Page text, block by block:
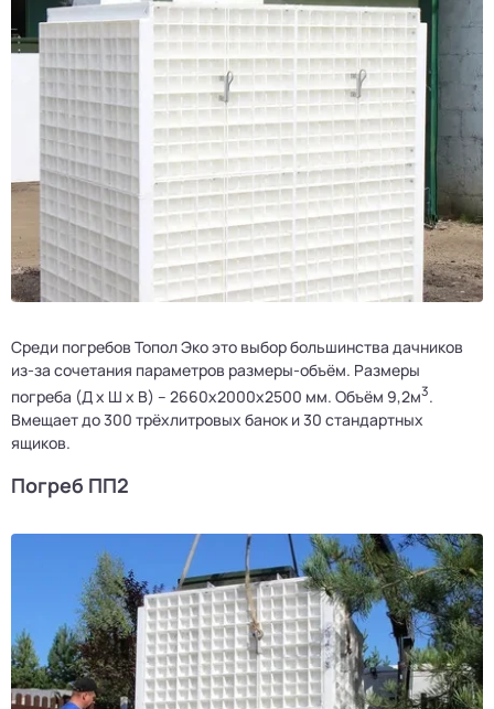
Среди погребов Топол Эко это выбор большинства дачников
из-за сочетания параметров размеры-объём. Размеры
погреба (Д х Ш х В) – 2660x2000x2500 мм. Объём 9,2м3.
Вмещает до 300 трёхлитровых банок и 30 стандартных
ящиков.
Погреб ПП2